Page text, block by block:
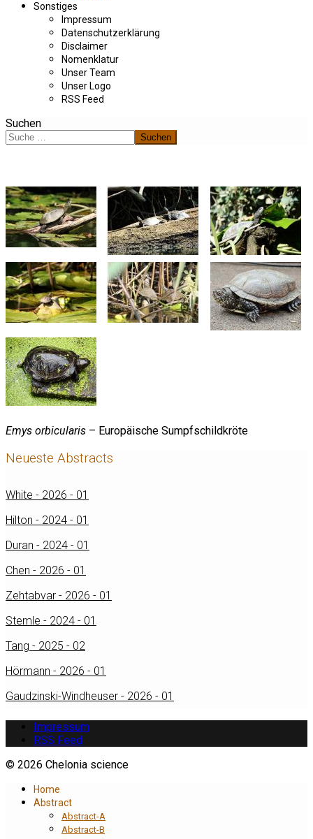
Sonstiges
Impressum
Datenschutzerklärung
Disclaimer
Nomenklatur
Unser Team
Unser Logo
RSS Feed
Suchen
Suchen
Emys orbicularis – Europäische Sumpfschildkröte
Neueste Abstracts
White - 2026 - 01
Hilton - 2024 - 01
Duran - 2024 - 01
Chen - 2026 - 01
Zehtabvar - 2026 - 01
Stemle - 2024 - 01
Tang - 2025 - 02
Hörmann - 2026 - 01
Gaudzinski-Windheuser - 2026 - 01
Impressum
RSS Feed
© 2026 Chelonia science
Home
Abstract
Abstract-A
Abstract-B